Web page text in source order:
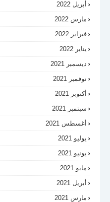
أبريل 2022
مارس 2022
فبراير 2022
يناير 2022
ديسمبر 2021
نوفمبر 2021
أكتوبر 2021
سبتمبر 2021
أغسطس 2021
يوليو 2021
يونيو 2021
مايو 2021
أبريل 2021
مارس 2021